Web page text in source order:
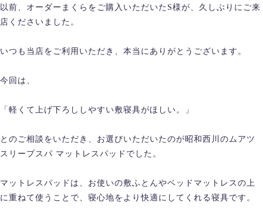
以前、オーダーまくらをご購入いただいたS様が、久しぶりにご来
店くださいました。
いつも当店をご利用いただき、本当にありがとうございます。
今回は、
「軽くて上げ下ろししやすい敷寝具がほしい。」
とのご相談をいただき、お選びいただいたのが昭和西川のムアツ
スリープスパ マットレスパッドでした。
マットレスパッドは、お使いの敷ふとんやベッドマットレスの上
に重ねて使うことで、寝心地をより快適にしてくれる寝具です。